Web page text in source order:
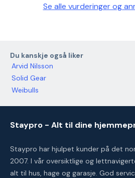
Se alle vurderinger og
Du kanskje også liker
Arvid Nilsson
Solid Gear
Weibulls
Staypro - Alt til dine
Staypro har hjulpet kunder på det
2007. I vår oversiktlige og
alt til hus, hage og garasje. God